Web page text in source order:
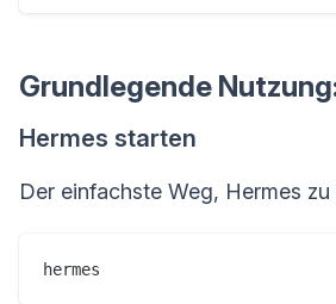
Grundlegende
Hermes starten
Der einfachste Weg, Hermes zu
hermes